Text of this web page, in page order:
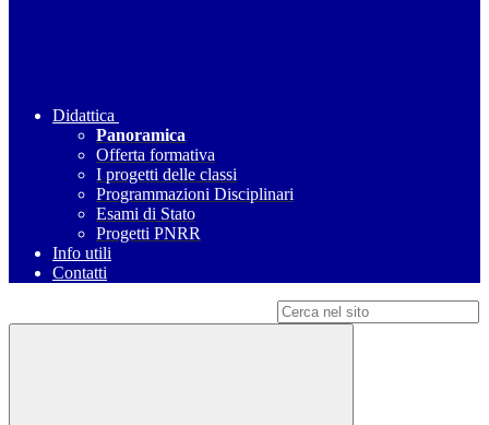
Didattica
Panoramica
Offerta formativa
I progetti delle classi
Programmazioni Disciplinari
Esami di Stato
Progetti PNRR
Info utili
Contatti